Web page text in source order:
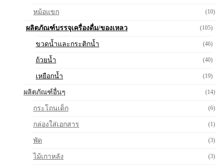
หม้อแขก (10)
ผลิตภัณฑ์บรรจุเครื่องดื่ม/ของเหลว (105)
ขวดน้ำและกระติกน้ำ (46)
ถ้วยน้ำ (40)
เหยือกน้ำ (19)
ผลิตภัณฑ์อื่นๆ (14)
กระโถนเด็ก (6)
กล่องใส่เอกสาร (1)
พัด (3)
ไม้เกาหลัง (3)